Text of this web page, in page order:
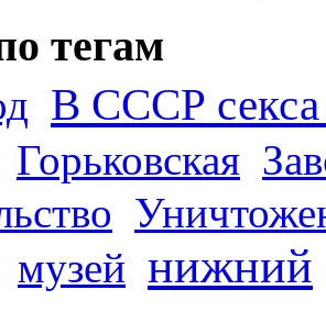
тегам
В СССР секса
Горьковская
музей нижний